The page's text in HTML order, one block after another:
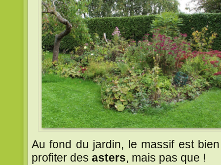
Au fond du jardin, le massif est
profiter des asters, mais pas que !